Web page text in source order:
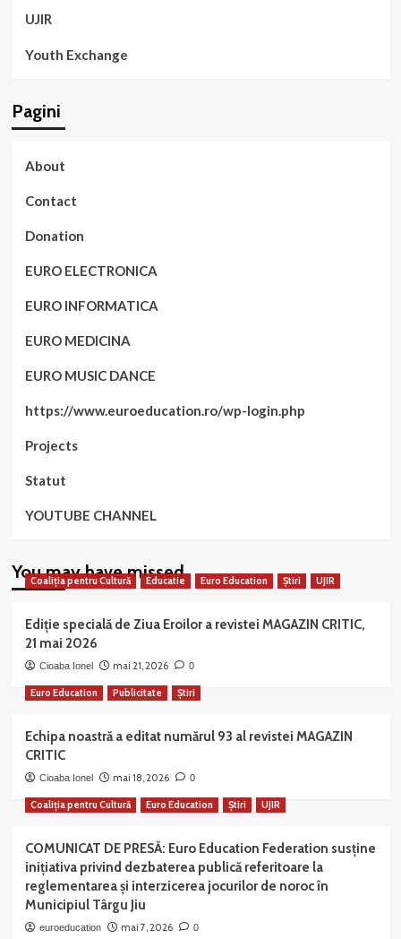
UJIR
Youth Exchange
Pagini
About
Contact
Donation
EURO ELECTRONICA
EURO INFORMATICA
EURO MEDICINA
EURO MUSIC DANCE
https://www.euroeducation.ro/wp-login.php
Projects
Statut
YOUTUBE CHANNEL
You may have missed
Coaliția pentru Cultură Educatie Euro Education Știri UJIR
Ediție specială de Ziua Eroilor a revistei MAGAZIN CRITIC,
21 mai 2026
Cioaba Ionel mai 21, 2026 0
Euro Education Publicitate Știri
Echipa noastră a editat numărul 93 al revistei MAGAZIN
CRITIC
Cioaba Ionel mai 18, 2026 0
Coaliția pentru Cultură Euro Education Știri UJIR
COMUNICAT DE PRESĂ: Euro Education Federation susține
inițiativa privind dezbaterea publică referitoare la
reglementarea și interzicerea jocurilor de noroc în
Municipiul Târgu Jiu
euroeducation mai 7, 2026 0